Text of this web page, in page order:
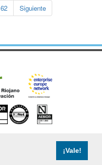
¡Vale!
Siguiente